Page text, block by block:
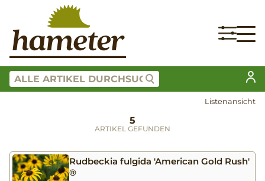
Listenansicht
5
ARTIKEL GEFUNDEN
Rudbeckia fulgida 'American Gold Rush'
®